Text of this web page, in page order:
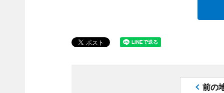
前の